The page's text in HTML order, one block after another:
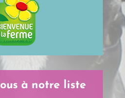
à notre liste